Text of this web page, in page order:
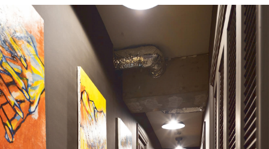
After